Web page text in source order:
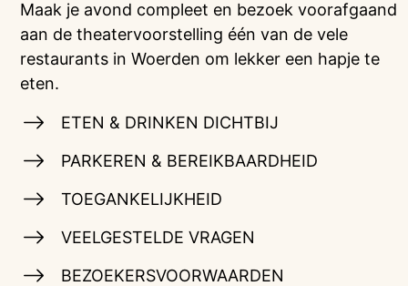
Maak je avond compleet en bezoek voorafgaand
aan de theatervoorstelling één van de vele
restaurants in Woerden om lekker een hapje te
eten.
ETEN & DRINKEN DICHTBIJ
PARKEREN & BEREIKBAARDHEID
TOEGANKELIJKHEID
VEELGESTELDE VRAGEN
BEZOEKERSVOORWAARDEN